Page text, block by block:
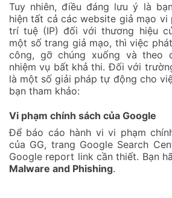
Tuy nhiên, điều đáng lưu ý là
hiện tất cả các website giả mạo vi
trí tuệ (IP) đối với thương hiệu
một số trang giả mạo, thì việc
công, gỡ chúng xuống và theo
nhiệm vụ bất khả thi. Đối với
là một số giải pháp tự động cho
bạn tham khảo:
Vi phạm chính sách của Google
Để báo cáo hành vi vi phạm
của GG, trang Google Search
Google report link cần thiết. Bạn
Malware and Phishing.